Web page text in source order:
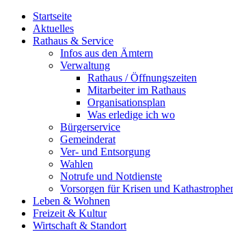
Startseite
Aktuelles
Rathaus & Service
Infos aus den Ämtern
Verwaltung
Rathaus / Öffnungszeiten
Mitarbeiter im Rathaus
Organisationsplan
Was erledige ich wo
Bürgerservice
Gemeinderat
Ver- und Entsorgung
Wahlen
Notrufe und Notdienste
Vorsorgen für Krisen und
Leben & Wohnen
Freizeit & Kultur
Wirtschaft & Standort